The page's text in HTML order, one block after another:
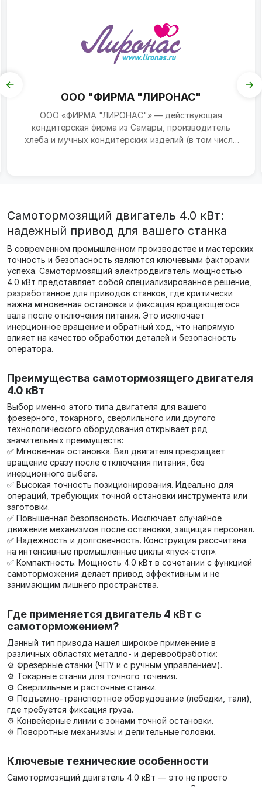
ООО "ФИРМА "ЛИРОНАС"
ООО «ФИРМА "ЛИРОНАС"» — действующая
кондитерская фирма из Самары, производитель
хлеба и мучных кондитерских изделий (в том числе
Самотормозящий двигатель 4.0 кВт:
надежный привод для вашего станка
В современном промышленном производстве и мастерских
точность и безопасность являются ключевыми факторами
успеха. Самотормозящий электродвигатель мощностью
4.0 кВт представляет собой специализированное решение,
разработанное для приводов станков, где критически
важна мгновенная остановка и фиксация вращающегося
вала после отключения питания. Это исключает
инерционное вращение и обратный ход, что напрямую
влияет на качество обработки деталей и безопасность
оператора.
Преимущества самотормозящего двигателя
4.0 кВт
Выбор именно этого типа двигателя для вашего
фрезерного, токарного, сверлильного или другого
технологического оборудования открывает ряд
значительных преимуществ:
✅ Мгновенная остановка. Вал двигателя прекращает
вращение сразу после отключения питания, без
инерционного выбега.
✅ Высокая точность позиционирования. Идеально для
операций, требующих точной остановки инструмента или
заготовки.
✅ Повышенная безопасность. Исключает случайное
движение механизмов после остановки, защищая персонал.
✅ Надежность и долговечность. Конструкция рассчитана
на интенсивные промышленные циклы «пуск-стоп».
✅ Компактность. Мощность 4.0 кВт в сочетании с функцией
самоторможения делает привод эффективным и не
занимающим лишнего пространства.
Где применяется двигатель 4 кВт с
самоторможением?
Данный тип привода нашел широкое применение в
различных областях металло- и деревообработки:
⚙️ Фрезерные станки (ЧПУ и с ручным управлением).
⚙️ Токарные станки для точного точения.
⚙️ Сверлильные и расточные станки.
⚙️ Подъемно-транспортное оборудование (лебедки, тали),
где требуется фиксация груза.
⚙️ Конвейерные линии с зонами точной остановки.
⚙️ Поворотные механизмы и делительные головки.
Ключевые технические особенности
Самотормозящий двигатель 4.0 кВт — это не просто